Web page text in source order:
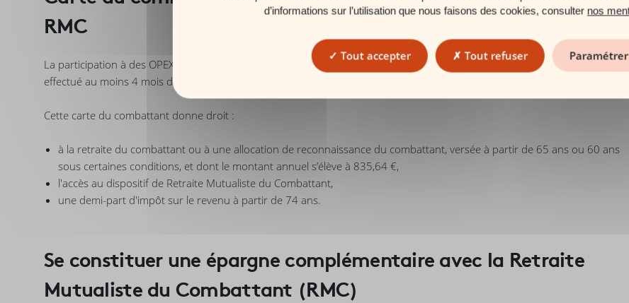
RMC
La participation à des OPEX vous permet d'obtenir la carte du combattant, attribuée sur demande aux militaires ayant
effectué au moins 4 mois de service en OPEX.
Cette carte du combattant donne droit :
à la retraite du combattant ou à une allocation de reconnaissance du combattant, versée à partir de 65 ans ou 60 ans
sous certaines conditions, et dont le montant annuel s’élève à 835,64 €,
l'accès au dispositif de Retraite Mutualiste du Combattant,
une demi-part d'impôt sur le revenu à partir de 74 ans.
Se constituer une épargne complémentaire avec la Retraite
Mutualiste du Combattant (RMC)
d’informations sur l’utilisation que nous faisons des cookies, consulter nos
Tout accepter Tout refuser Paramétrer